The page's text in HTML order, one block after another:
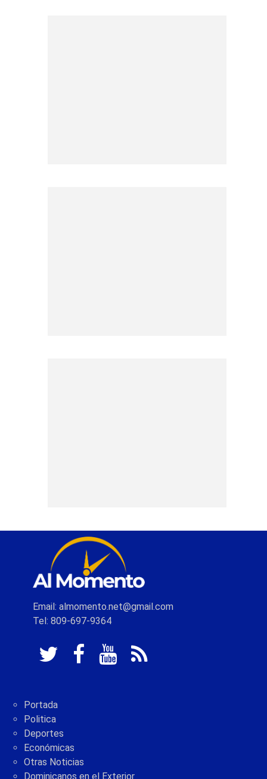
Email: almomento.net@gmail.com
Tel: 809-697-9364
Portada
Politica
Deportes
Económicas
Otras Noticias
Dominicanos en el Exterior